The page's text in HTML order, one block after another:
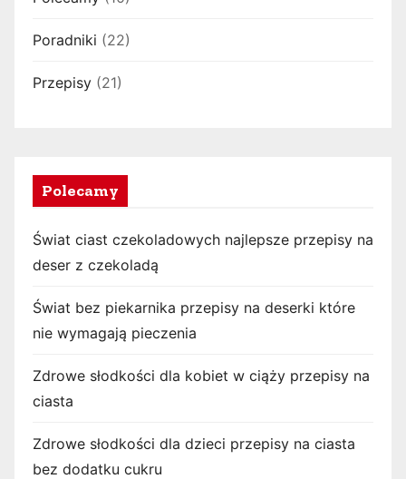
Poradniki (22)
Przepisy (21)
Polecamy
Świat ciast czekoladowych najlepsze przepisy na
deser z czekoladą
Świat bez piekarnika przepisy na deserki które
nie wymagają pieczenia
Zdrowe słodkości dla kobiet w ciąży przepisy na
ciasta
Zdrowe słodkości dla dzieci przepisy na ciasta
bez dodatku cukru